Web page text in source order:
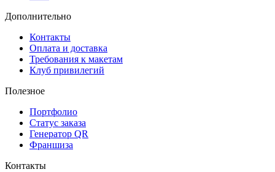
Дополнительно
Контакты
Оплата и доставка
Требования к макетам
Клуб привилегий
Полезное
Портфолио
Статус заказа
Генератор QR
Франшиза
Контакты